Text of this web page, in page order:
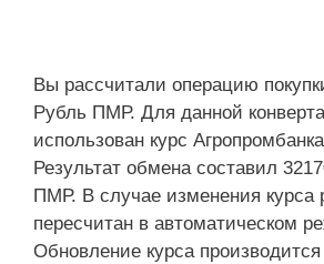
Вы рассчитали операцию
Рубль ПМР. Для данной
использован курс
Результат обмена составил
ПМР. В случае изменения курса
пересчитан в автоматическом
Обновление курса